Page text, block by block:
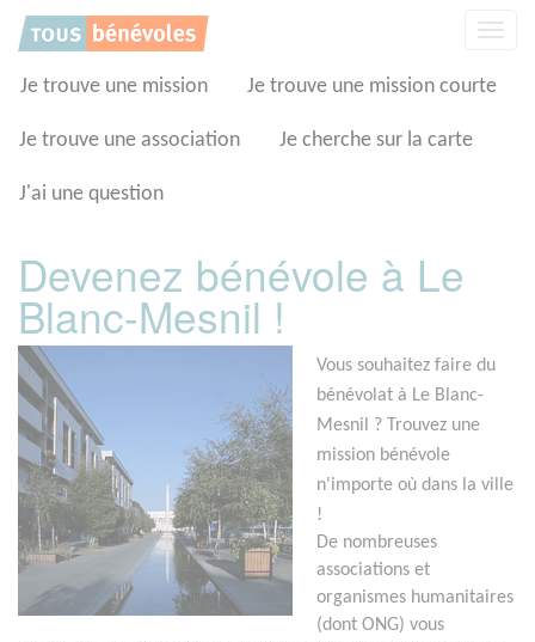
Je trouve une mission Je trouve une mission courte
Je trouve une association Je cherche sur la carte
J'ai une question
Devenez bénévole à Le
Blanc-Mesnil !
Vous souhaitez faire du
bénévolat à Le Blanc-
Mesnil ? Trouvez une
mission bénévole
n'importe où dans la ville
!
De nombreuses
associations et
organismes humanitaires
(dont ONG) vous
Panneau de gestion des cookies